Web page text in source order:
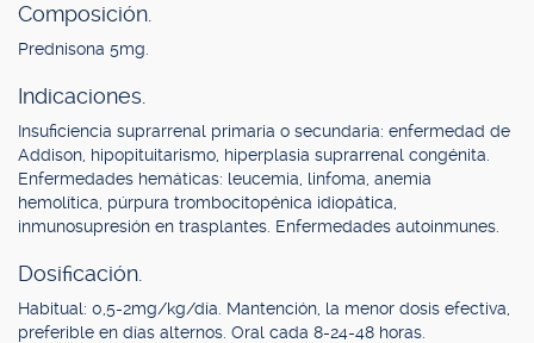
Composición.
Prednisona 5mg.
Indicaciones.
Insuficiencia suprarrenal primaria o secundaria: enfermedad de
Addison, hipopituitarismo, hiperplasia suprarrenal congénita.
Enfermedades hemáticas: leucemia, linfoma, anemia
hemolítica, púrpura trombocitopénica idiopática,
inmunosupresión en trasplantes. Enfermedades autoinmunes.
Dosificación.
Habitual: 0,5-2mg/kg/día. Mantención, la menor dosis efectiva,
preferible en días alternos. Oral cada 8-24-48 horas.